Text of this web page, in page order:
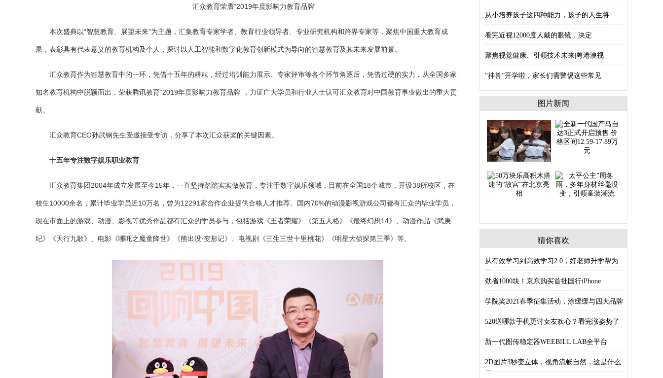
汇众教育荣膺“2019年度影响力教育品牌”
本次盛典以“智慧教育、展望未来”为主题，汇集教育专家学者、教育行业领导者、专业研究机构和跨界专家等，聚焦中国重大教育成
果，表彰具有代表意义的教育机构及个人，探讨以人工智能和数字化教育创新模式为导向的智慧教育及其未来发展前景。
汇众教育作为智慧教育中的一环，凭借十五年的耕耘，经过培训能力展示、专家评审等各个环节角逐后，凭借过硬的实力，从全国多家
知名教育机构中脱颖而出，荣获腾讯教育“2019年度影响力教育品牌”，力证广大学员和行业人士认可汇众教育对中国教育事业做出的重大贡
献。
汇众教育CEO孙武钢先生受邀接受专访，分享了本次汇众获奖的关键因素。
十五年专注数字娱乐职业教育
汇众教育集团2004年成立发展至今15年，一直坚持踏踏实实做教育，专注于数字娱乐领域，目前在全国18个城市，开设38所校区，在
校生10000余名，累计毕业学员近10万名，曾为12291家合作企业提供合格人才推荐。国内70%的动漫影视游戏公司都有汇众的毕业学员，
现在市面上的游戏、动漫、影视等优秀作品都有汇众的学员参与，包括游戏《王者荣耀》《第五人格》《最终幻想14》、动漫作品《武庚
纪》《天行九歌》、电影《哪吒之魔童降世》《熊出没·变形记》、电视剧《三生三世十里桃花》《明星大侦探第三季》等。
从小培养孩子这四种能力，孩子的人生将
看完近视12000度人戴的眼镜，决定
聚焦视觉健康、引领技术未来|粤港澳视
“神兽”开学啦，家长们需警惕这些常见
图片新闻
猜你喜欢
从有效学习到高效学习2.0，好老师升学帮为
什
劲省1000块！京东购买首批国行iPhone
学院奖2021春季征集活动，涂缓缓与四大品牌
520送哪款手机更讨女友欢心？看完涨姿势了
新一代图传稳定器WEEBILL LAB全平台
2D图片3秒变立体，视角流畅自然，这是什么
黑